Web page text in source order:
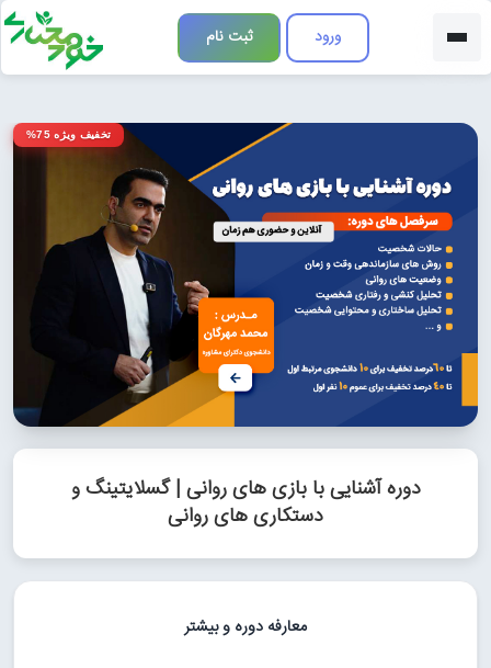
ورود ثبت نام
تخفیف ویژه 75%
دوره آشنایی با بازی های روانی | گسلایتینگ و
دستکاری های روانی
معارفه دوره و بیشتر